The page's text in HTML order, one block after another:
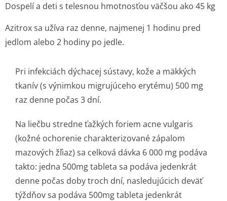
Dospelí a deti s telesnou hmotnosťou väčšou ako 45 kg
Azitrox sa užíva raz denne, najmenej 1 hodinu pred
jedlom alebo 2 hodiny po jedle.
Pri infekciách dýchacej sústavy, kože a mäkkých
tkanív (s výnimkou migrujúceho erytému) 500 mg
raz denne počas 3 dní.
Na liečbu stredne ťažkých foriem acne vulgaris
(kožné ochorenie charakterizované zápalom
mazových žľiaz) sa celková dávka 6 000 mg podáva
takto: jedna 500mg tableta sa podáva jedenkrát
denne počas doby troch dní, nasledujúcich deväť
týždňov sa podáva 500mg tableta jedenkrát